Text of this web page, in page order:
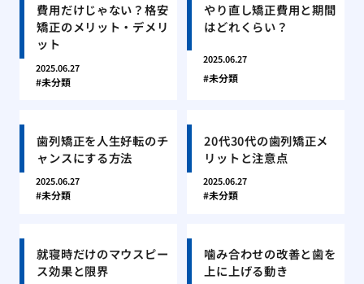
費用だけじゃない？格安
矯正のメリット・デメリ
ット
2025.06.27
未分類
やり直し矯正費用と期間
はどれくらい？
2025.06.27
未分類
歯列矯正を人生好転のチ
ャンスにする方法
2025.06.27
未分類
20代30代の歯列矯正メ
リットと注意点
2025.06.27
未分類
就寝時だけのマウスピー
ス効果と限界
噛み合わせの改善と歯を
上に上げる動き